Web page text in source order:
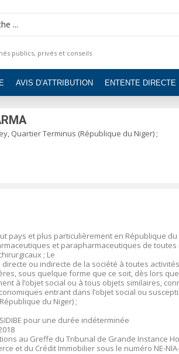
publics, privés et conseils
AVIS D’ATTRIBUTION ENTENTE DIRECTE
Quartier Terminus (République du Niger) ;
pays et plus particulièrement en République
et parapharmaceutiques de
; Le
ou indirecte de la société à toutes
sous quelque forme que ce soit, dès lors
à l’objet social ou à tous objets similaires,
entrant dans l’objet social ou
du Niger) ;
pour une durée indéterminée
au Greffe du Tribunal de Grande Instance
et du Crédit Immobilier sous le numéro NE-